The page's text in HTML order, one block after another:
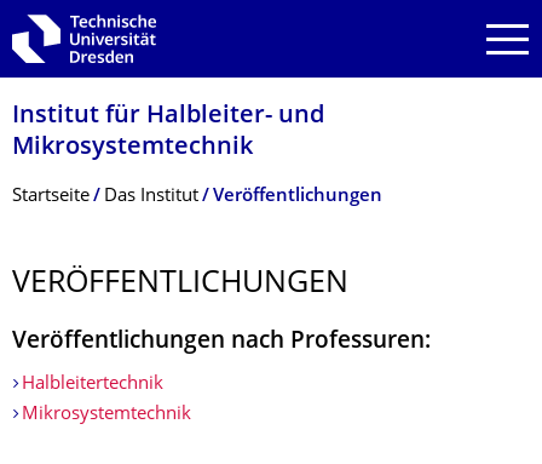
Zur Hauptnavigation springen
Zur Suche springen
Zum Inhalt springen
Institut für Halbleiter- und
Mikrosystemtechnik
Breadcrumb-Menü
Startseite Das Institut Veröffentlichungen
VERÖFFENTLI­CHUNGEN
Veröffentlichungen nach Professuren:
Halbleitertechnik
Mikrosystemtechnik